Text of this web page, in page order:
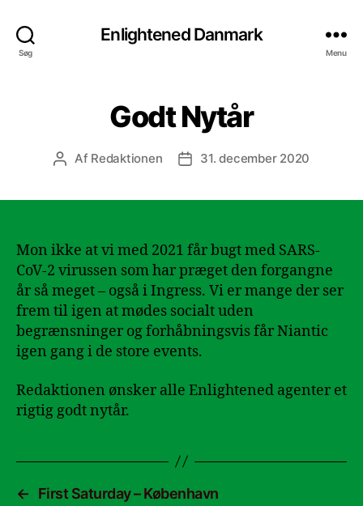
Søg
Enlightened Danmark
Menu
Godt Nytår
Indlægsforfatter
Af Redaktionen Indlægsdato
31. december 2020
Mon ikke at vi med 2021 får bugt med SARS-
CoV-2 virussen som har præget den forgangne
år så meget – også i Ingress. Vi er mange der ser
frem til igen at mødes socialt uden
begrænsninger og forhåbningsvis får Niantic
igen gang i de store events.
Redaktionen ønsker alle Enlightened agenter et
rigtig godt nytår.
←
First Saturday – København